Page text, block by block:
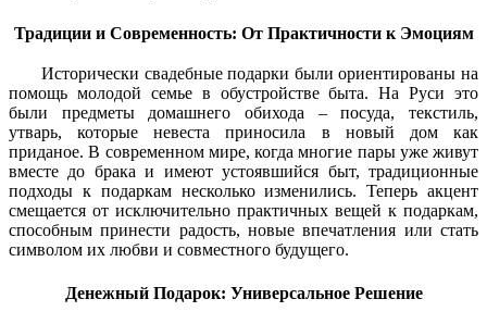
Традиции и Современность: От Практичности к Эмоциям
Исторически свадебные подарки были ориентированы на
помощь молодой семье в обустройстве быта. На Руси это
были предметы домашнего обихода – посуда, текстиль,
утварь, которые невеста приносила в новый дом как
приданое. В современном мире, когда многие пары уже живут
вместе до брака и имеют устоявшийся быт, традиционные
подходы к подаркам несколько изменились. Теперь акцент
смещается от исключительно практичных вещей к подаркам,
способным принести радость, новые впечатления или стать
символом их любви и совместного будущего.
Денежный Подарок: Универсальное Решение